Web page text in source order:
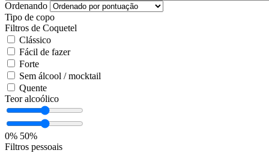
Ordenando
Tipo de copo
Filtros de Coquetel
Clássico
Fácil de fazer
Forte
Sem álcool / mocktail
Quente
Teor alcoólico
0% 50%
Filtros pessoais